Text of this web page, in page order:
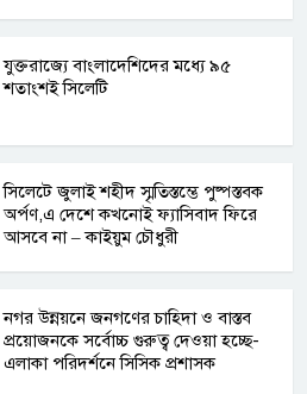
যুক্তরাজ্যে বাংলাদেশিদের মধ্যে ৯৫
শতাংশই সিলেটি
সিলেটে জুলাই শহীদ স্মৃতিস্তম্ভে পুষ্পস্তবক
অর্পণ,এ দেশে কখনোই ফ্যাসিবাদ ফিরে
আসবে না – কাইয়ুম চৌধুরী
নগর উন্নয়নে জনগণের চাহিদা ও বাস্তব
প্রয়োজনকে সর্বোচ্চ গুরুত্ব দেওয়া হচ্ছে-
এলাকা পরিদর্শনে সিসিক প্রশাসক